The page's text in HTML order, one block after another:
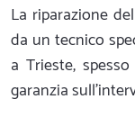
La riparazione
da un tecnico
a Trieste,
garanzia